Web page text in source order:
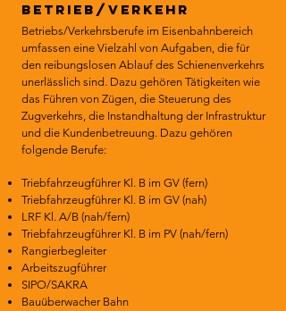
Betrieb/Verkehr
Betriebs/Verkehrsberufe im Eisenbahnbereich
umfassen eine Vielzahl von Aufgaben, die für
den reibungslosen Ablauf des Schienenverkehrs
unerlässlich sind. Dazu gehören Tätigkeiten wie
das Führen von Zügen, die Steuerung des
Zugverkehrs, die Instandhaltung der Infrastruktur
und die Kundenbetreuung. Dazu gehören
folgende Berufe:
Triebfahrzeugführer Kl. B im GV (fern)
Triebfahrzeugführer Kl. B im GV (nah)
LRF Kl. A/B (nah/fern)
Triebfahrzeugführer Kl. B im PV (nah/fern)
Rangierbegleiter
Arbeitszugführer
SIPO/SAKRA
Bauüberwacher Bahn